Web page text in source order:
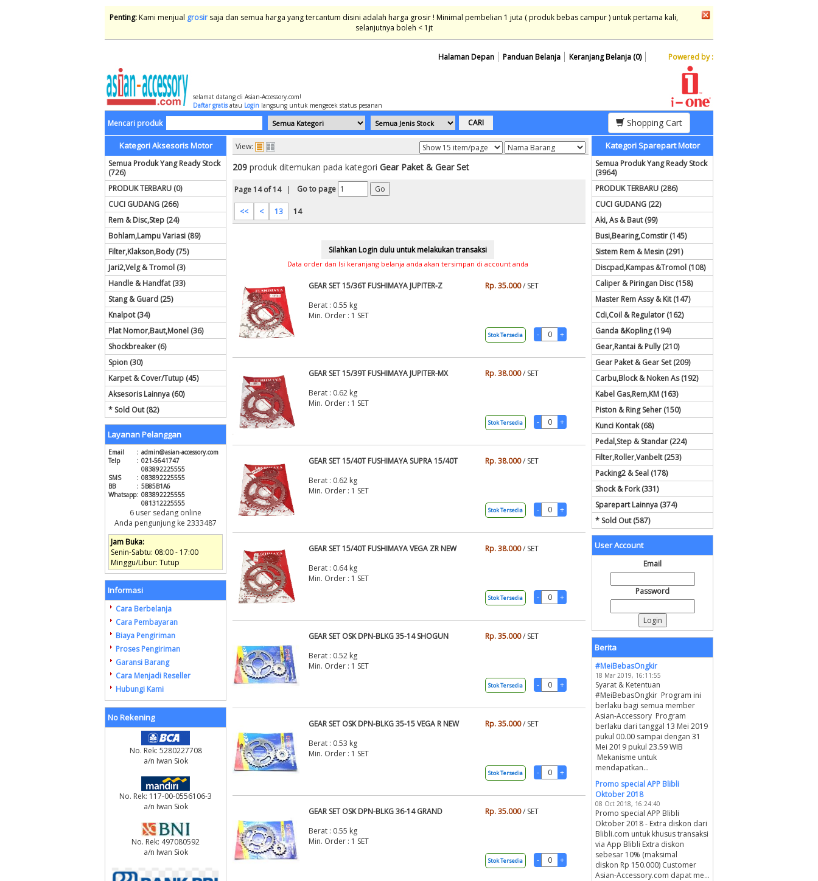
Penting:Kami menjual grosir saja dan semua harga yang tercantum disini adalah harga grosir ! Minimal pembelian 1 juta ( produk bebas campur ) untuk pertama kali,
selanjutnya boleh < 1jt
Keranjang Belanja (0)
Panduan Belanja
Halaman Depan Powered by :
selamat datang di Asian-Accessory.com!
Daftar gratisatau Login langsung untuk mengecek status pesanan
Mencari produk Shopping Cart
Kategori Aksesoris Motor
Semua Produk Yang Ready Stock
(726)
PRODUK TERBARU (0)
CUCI GUDANG (266)
Rem & Disc,Step (24)
Bohlam,Lampu Variasi (89)
Filter,Klakson,Body (75)
Jari2,Velg & Tromol (3)
Handle & Handfat (33)
Stang & Guard (25)
Knalpot (34)
Plat Nomor,Baut,Monel (36)
Shockbreaker (6)
Spion (30)
Karpet & Cover/Tutup (45)
Aksesoris Lainnya (60)
* Sold Out (82)
Layanan Pelanggan
Email : admin@asian-accessory.com
Telp
: 021-5641747
083892225555
SMS
: 083892225555
BB
: 5B85B1A6
Whatsapp: 083892225555
081312225555
6 user sedang online
Anda pengunjung ke 2333487
Jam Buka:
Senin-Sabtu: 08:00 - 17:00
Minggu/Libur: Tutup
Informasi
Cara Berbelanja
Cara Pembayaran
Biaya Pengiriman
Proses Pengiriman
Garansi Barang
Cara Menjadi Reseller
Hubungi Kami
No Rekening
No. Rek: 5280227708
a/n Iwan Siok
No. Rek: 117-00-0556106-3
a/n Iwan Siok
No. Rek: 497080592
a/n Iwan Siok
View:
209 produk ditemukan pada kategori Gear Paket & Gear Set
Page 14 of 14| Go to page
<< < 13 14
Data order dan Isi keranjang belanja anda akan tersimpan di account anda
GEAR SET 15/36T FUSHIMAYA JUPITER-Z
Berat : 0.55 kg
Min. Order : 1 SET
Rp. 35.000/ SET
Stok Tersedia
GEAR SET 15/39T FUSHIMAYA JUPITER-MX
Berat : 0.62 kg
Min. Order : 1 SET
Rp. 38.000/ SET
Stok Tersedia
GEAR SET 15/40T FUSHIMAYA SUPRA 15/40T
Berat : 0.62 kg
Min. Order : 1 SET
Rp. 38.000/ SET
Stok Tersedia
GEAR SET 15/40T FUSHIMAYA VEGA ZR NEW
Berat : 0.64 kg
Min. Order : 1 SET
Rp. 38.000/ SET
Stok Tersedia
GEAR SET OSK DPN-BLKG 35-14 SHOGUN
Berat : 0.52 kg
Min. Order : 1 SET
Rp. 35.000/ SET
Stok Tersedia
GEAR SET OSK DPN-BLKG 35-15 VEGA R NEW
Berat : 0.53 kg
Min. Order : 1 SET
Rp. 35.000/ SET
Stok Tersedia
GEAR SET OSK DPN-BLKG 36-14 GRAND
Berat : 0.55 kg
Min. Order : 1 SET
Rp. 35.000/ SET
Stok Tersedia
Kategori Sparepart Motor
Semua Produk Yang Ready Stock
(3964)
PRODUK TERBARU (286)
CUCI GUDANG (22)
Aki, As & Baut (99)
Busi,Bearing,Comstir (145)
Sistem Rem & Mesin (291)
Discpad,Kampas &Tromol (108)
Caliper & Piringan Disc (158)
Master Rem Assy & Kit (147)
Cdi,Coil & Regulator (162)
Ganda &Kopling (194)
Gear,Rantai & Pully (210)
Gear Paket & Gear Set (209)
Carbu,Block & Noken As (192)
Kabel Gas,Rem,KM (163)
Piston & Ring Seher (150)
Kunci Kontak (68)
Pedal,Step & Standar (224)
Filter,Roller,Vanbelt (253)
Packing2 & Seal (178)
Shock & Fork (331)
Sparepart Lainnya (374)
* Sold Out (587)
User Account
Email
Password
Berita
#MeiBebasOngkir
18 Mar 2019, 16:11:55
Syarat & Ketentuan
#MeiBebasOngkir Program ini
berlaku bagi semua member
Asian-Accessory Program
berlaku dari tanggal 13 Mei 2019
pukul 00.00 sampai dengan 31
Mei 2019 pukul 23.59 WIB
Mekanisme untuk
mendapatkan...
Promo special APP Blibli
Oktober 2018
08 Oct 2018, 16:24:40
Promo special APP Blibli
Oktober 2018 - Extra diskon dari
Blibli.com untuk khusus transaksi
via App Blibli Extra diskon
sebesar 10% (maksimal
diskon Rp 150.000) Customer
Asian-Accessory.com dapat me...